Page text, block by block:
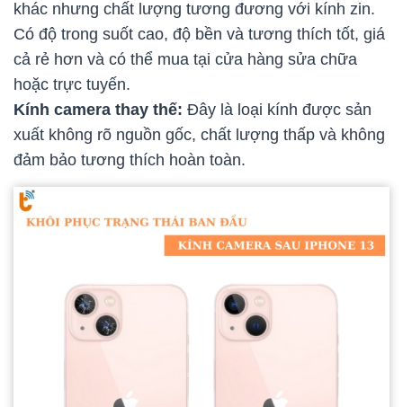
khác nhưng chất lượng tương đương với kính zin.
Có độ trong suốt cao, độ bền và tương thích tốt, giá
cả rẻ hơn và có thể mua tại cửa hàng sửa chữa
hoặc trực tuyến.
Kính camera thay thế: Đây là loại kính được sản
xuất không rõ nguồn gốc, chất lượng thấp và không
đảm bảo tương thích hoàn toàn.